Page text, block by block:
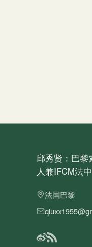
邱秀贤：巴黎
人兼IFCM法
法国巴黎